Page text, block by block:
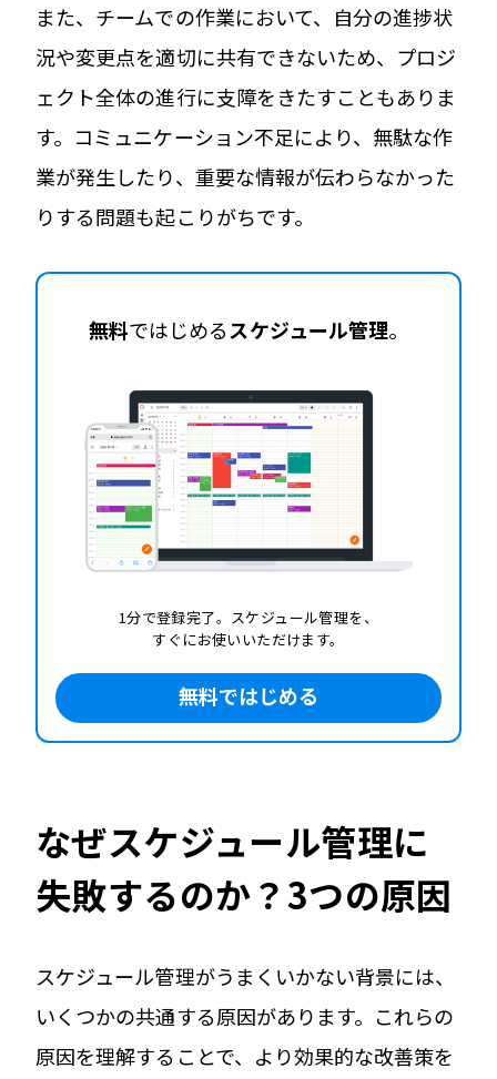
また、チームでの作業において、自分の進捗状
況や変更点を適切に共有できないため、プロジ
ェクト全体の進行に支障をきたすこともありま
す。コミュニケーション不足により、無駄な作
業が発生したり、重要な情報が伝わらなかった
りする問題も起こりがちです。
無料ではじめるスケジュール管理。
1分で登録完了。スケジュール管理を、
すぐにお使いいただけます。
無料ではじめる
なぜスケジュール管理に
失敗するのか？3つの原因
スケジュール管理がうまくいかない背景には、
いくつかの共通する原因があります。これらの
原因を理解することで、より効果的な改善策を